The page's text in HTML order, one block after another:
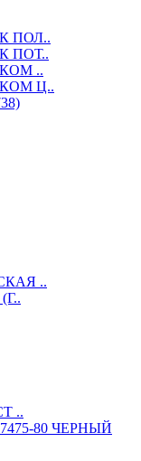
ПОЛ..
ПОТ..
..
Ц..
..
..
80 ЧЕРНЫЙ